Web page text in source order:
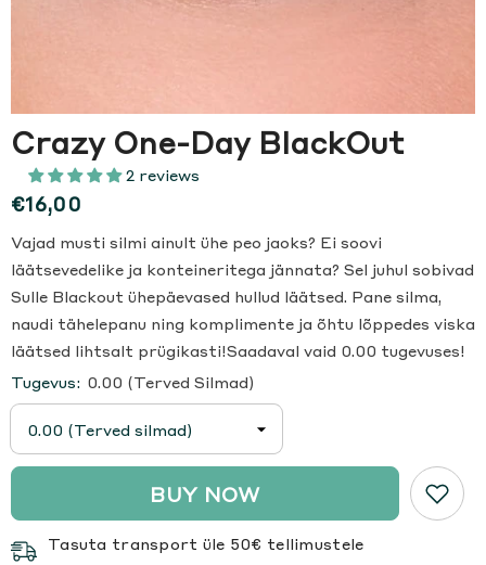
Crazy One-Day BlackOut
2 reviews
€16,00
Vajad musti silmi ainult ühe peo jaoks? Ei soovi
läätsevedelike ja konteineritega jännata? Sel juhul sobivad
Sulle Blackout ühepäevased hullud läätsed. Pane silma,
naudi tähelepanu ning komplimente ja õhtu lõppedes viska
läätsed lihtsalt prügikasti!Saadaval vaid 0.00 tugevuses!
Tugevus: 0.00 (Terved Silmad)
BUY NOW
Tasuta transport üle 50€ tellimustele